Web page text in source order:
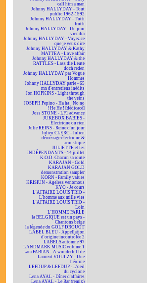
call him a man
Johnny HALLYDAY - Tout
public 1962-1992
Johnny HALLYDAY - Tutti
frutti
Johnny HALLYDAY - Un jour
viendra
Johnny HALLYDAY - Voyez ce
que je veux dire
Johnny HALLYDAY & Kathy
MATTEA - Love affair
Johnny HALLYDAY & the
RATTLES - Lass die Leute
doch reden
Johnny HALLYDAY par Vogue
Hommes
Johnny HALLYDAY parle - 65
mn d'entretiens inédits
Jon HOPKINS - Light through
the veins
JOSEPH Pepino - Ha ha ! No no
! He He ! [dédicacé]
Joss STONE - LP1 advance
JUKEBOX BABIES -
Électrique ou rien
Julie REINS - Reine d'un jour
Julien CLERC - Julien
déménage électrique &
acoustique
JULIETTE et les
INDÉPENDANTS - 14 juillet
K.O.D. Chacun sa route
KARAJAN - Gold
KARAJAN GOLD
demonstration sampler
KORN - Family values
KRISIUN - Ageless venomous
KYO - Je cours
L'AFFAIRE LOUIS TRIO -
L'homme aux mille vies
L'AFFAIRE LOUIS TRIO -
Loin
L'HOMME PARLE
la BELGIQUE est un pays -
Chantons belge
la légende du GOLF DROUOT
LABEL BLEU - Appellation
d'origine incontrôlée 2
LABELS automne 97
LANDMARK MUSIC volume 1
Lara FABIAN - A wonderful life
Laurent VOULZY - Une
héroïne
LEFDUP & LEFDUP - L'oeil
du cyclone
Lena AYAL - Dîner d'affaires
Lena AYAL - Le Bar (remix)